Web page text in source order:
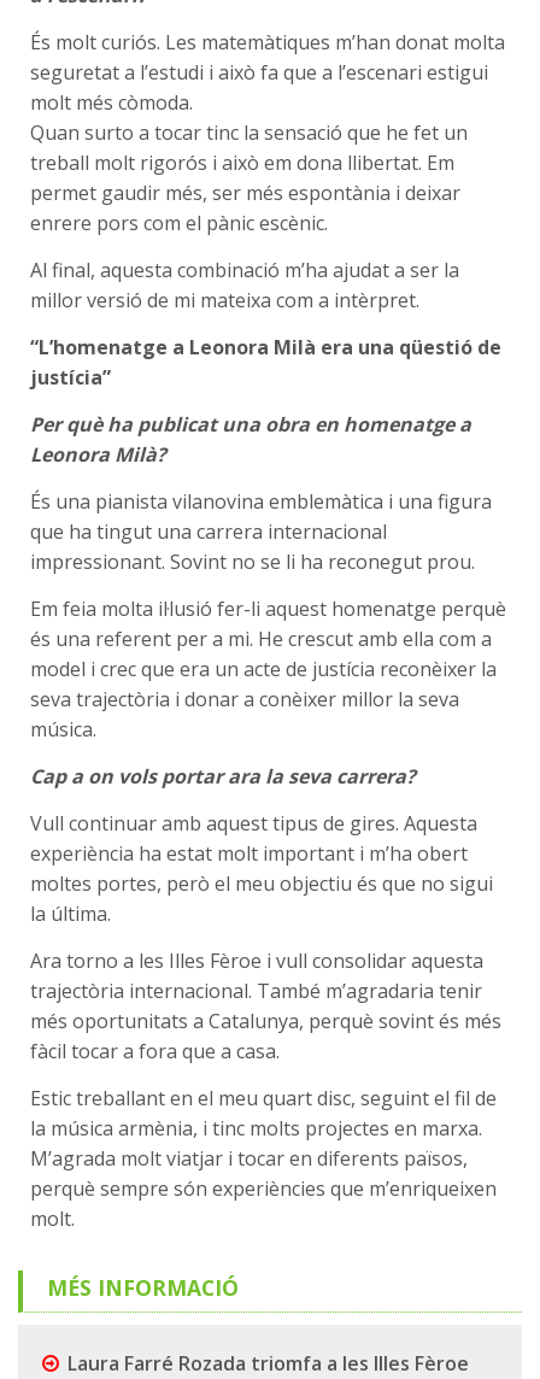
És molt curiós. Les matemàtiques m’han donat molta
seguretat a l’estudi i això fa que a l’escenari estigui
molt més còmoda.
Quan surto a tocar tinc la sensació que he fet un
treball molt rigorós i això em dona llibertat. Em
permet gaudir més, ser més espontània i deixar
enrere pors com el pànic escènic.
Al final, aquesta combinació m’ha ajudat a ser la
millor versió de mi mateixa com a intèrpret.
“L’homenatge a Leonora Milà era una qüestió de
justícia”
Per què ha publicat una obra en homenatge a
Leonora Milà?
És una pianista vilanovina emblemàtica i una figura
que ha tingut una carrera internacional
impressionant. Sovint no se li ha reconegut prou.
Em feia molta il·lusió fer-li aquest homenatge perquè
és una referent per a mi. He crescut amb ella com a
model i crec que era un acte de justícia reconèixer la
seva trajectòria i donar a conèixer millor la seva
música.
Cap a on vols portar ara la seva carrera?
Vull continuar amb aquest tipus de gires. Aquesta
experiència ha estat molt important i m’ha obert
moltes portes, però el meu objectiu és que no sigui
la última.
Ara torno a les Illes Fèroe i vull consolidar aquesta
trajectòria internacional. També m’agradaria tenir
més oportunitats a Catalunya, perquè sovint és més
fàcil tocar a fora que a casa.
Estic treballant en el meu quart disc, seguint el fil de
la música armènia, i tinc molts projectes en marxa.
M’agrada molt viatjar i tocar en diferents països,
perquè sempre són experiències que m’enriqueixen
molt.
MÉS INFORMACIÓ
Laura Farré Rozada triomfa a les Illes Fèroe